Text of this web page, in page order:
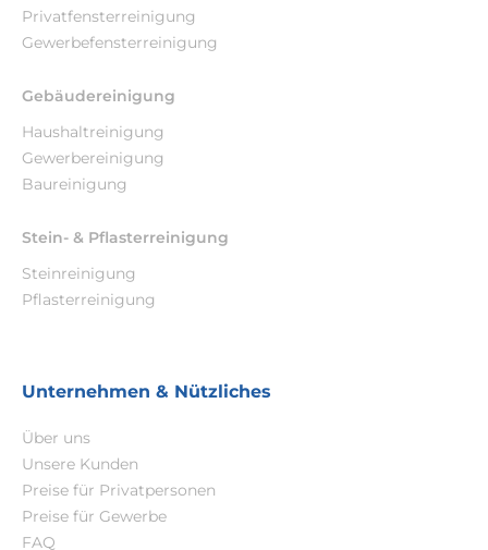
Privatfensterreinigung
Gewerbefensterreinigung
Gebäudereinigung
Haushaltreinigung
Gewerbereinigung
Baureinigung
Stein- & Pflasterreinigung
Steinreinigung
Pflasterreinigung
Unternehmen & Nützliches
Über uns
Unsere Kunden
Preise für Privatpersonen
Preise für Gewerbe
FAQ